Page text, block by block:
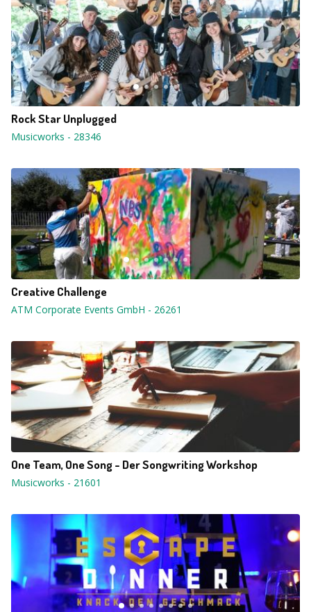
Rock Star Unplugged
Musicworks - 28346
Creative Challenge
ATM Corporate Events GmbH - 26261
One Team, One Song - Der Songwriting Workshop
Musicworks - 21601